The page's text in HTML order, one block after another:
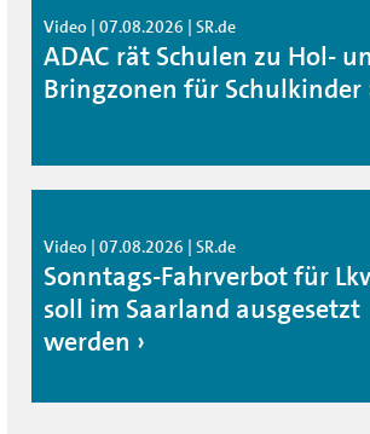
Video | 07.08.2026 | SR.de
ADAC rät Schulen zu Hol-
Bringzonen für Schulkinder
Video | 07.08.2026 | SR.de
Sonntags-Fahrverbot für
soll im Saarland ausgesetzt
werden